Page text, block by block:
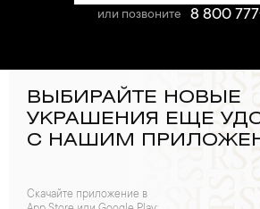
или позвоните 8 800
ВЫБИРАЙТЕ НОВЫЕ
УКРАШЕНИЯ ЕЩЕ
С НАШИМ
Скачайте приложение в